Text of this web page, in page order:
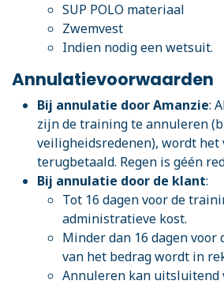
SUP POLO materiaal
Zwemvest
Indien nodig een wetsuit.
Annulatievoorwaarden
Bij annulatie door Amanzie:
zijn de training te annuleren
veiligheidsredenen), wordt het
terugbetaald. Regen is géén
Bij annulatie door de klant:
Tot 16 dagen voor de
administratieve kost.
Minder dan 16 dagen voor
van het bedrag wordt in
Annuleren kan uitsluitend